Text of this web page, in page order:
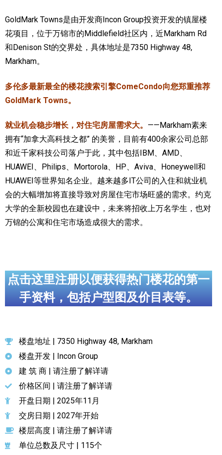
定居安大略省
安大略省免费医疗保险
加拿大的福利制度
吃货眼中的加拿大地图
GoldMark Towns是由开发商Incon Group投资开发的镇屋楼
花项目，位于万锦市的Middlefield社区内，近Markham Rd
和Denison St的交界处，具体地址是7350 Highway 48,
Markham。
多伦多最新最全的楼花搜索引擎ComeCondo向您郑重推荐
GoldMark Towns。
就业机会稳步增长，对住宅房屋需求大。 ——Markham素来
拥有“加拿大高科技之都” 的美誉，目前有400余家公司总部
和近千家科技公司落户于此，其中包括IBM、AMD、
HUAWEI、Philips、Mortorola、HP、Aviva、Honeywell和
HUAWEI等世界知名企业。越来越多IT公司的入住和就业机
会的大幅增加将直接导致对房屋住宅市场旺盛的需求。约克
大学的全新校园也在建设中，未来将招收上万名学生，也对
万锦的公寓和住宅市场造成很大的需求。
点击这里注册以便获得热门楼花的第一
手资料，包括户型图及价目表等。
楼盘地址 | 7350 Highway 48, Markham
楼盘开发 |
Incon Group
建 筑 商 | 请注册了解详请
价格区间 | 请注册了解详请
开盘日期 | 2025年11月
交房日期 | 2027年开始
楼层高度 | 请注册了解详请
单位总数及尺寸 | 115个